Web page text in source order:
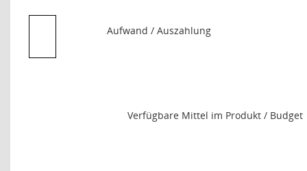
Aufwand / Auszahlung
Verfügbare Mittel im Produkt / Budget